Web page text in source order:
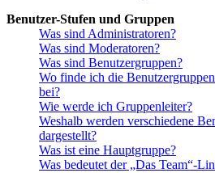
Benutzer-Stufen und Gruppen
Was sind Administratoren?
Was sind Moderatoren?
Was sind Benutzergruppen?
Wo finde ich die
bei?
Wie werde ich Gruppenleiter?
Weshalb werden verschiedene
dargestellt?
Was ist eine Hauptgruppe?
Was bedeutet der „Das Team“-